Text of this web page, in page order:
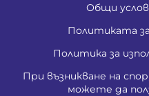
Общи
Политиката
Политика за
При възникване на
можете да